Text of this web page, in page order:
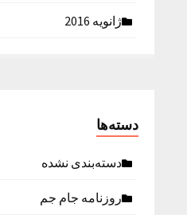
ژانویه 2016
دسته‌ها
دسته‌بندی نشده
روزنامه جام جم